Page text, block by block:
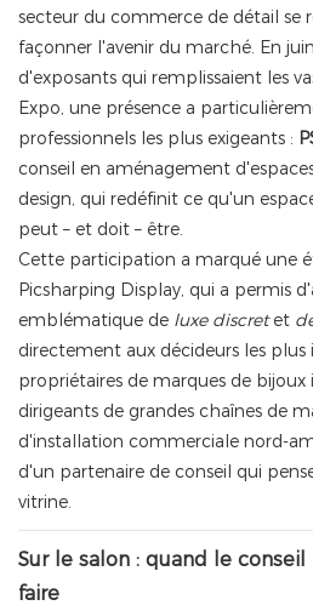
secteur du commerce de détail se
façonner l'avenir du marché. En
d'exposants qui remplissaient les
Expo, une présence a
professionnels les plus exigeants :
conseil en aménagement
design, qui redéfinit ce qu'un
peut – et doit – être.
Cette participation a marqué une
Picsharping Display, qui a permis
emblématique de luxe discretet
directement aux décideurs les
propriétaires de marques de bijoux
dirigeants de grandes chaînes de
d'installation commerciale nord-
d'un partenaire de conseil qui
vitrine.
Sur le salon : quand le
faire